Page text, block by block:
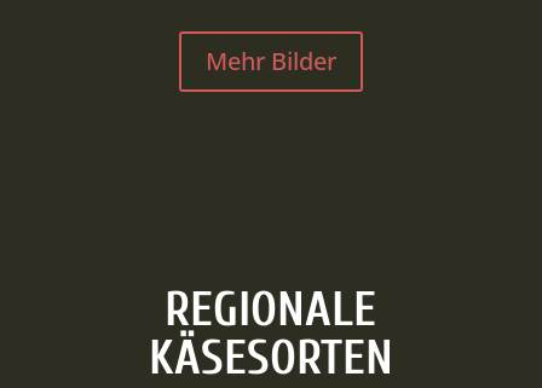
Mehr Bilder
REGIONALE
KÄSESORTEN